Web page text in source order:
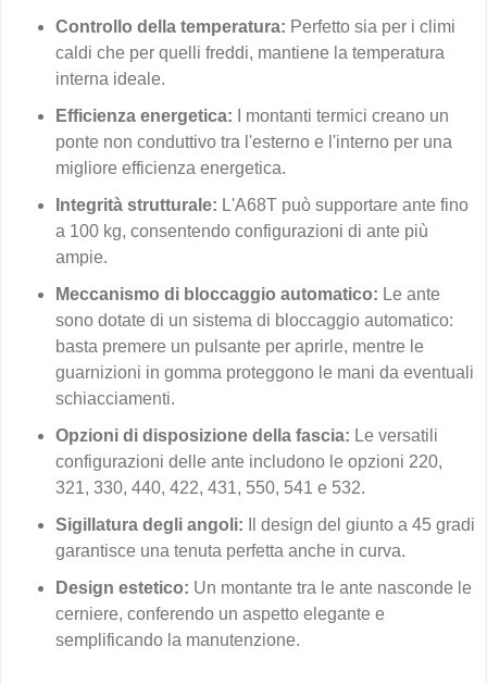
Controllo della temperatura: Perfetto sia per i climi
caldi che per quelli freddi, mantiene la temperatura
interna ideale.
Efficienza energetica: I montanti termici creano un
ponte non conduttivo tra l'esterno e l'interno per una
migliore efficienza energetica.
Integrità strutturale: L'A68T può supportare ante fino
a 100 kg, consentendo configurazioni di ante più
ampie.
Meccanismo di bloccaggio automatico: Le ante
sono dotate di un sistema di bloccaggio automatico:
basta premere un pulsante per aprirle, mentre le
guarnizioni in gomma proteggono le mani da eventuali
schiacciamenti.
Opzioni di disposizione della fascia: Le versatili
configurazioni delle ante includono le opzioni 220,
321, 330, 440, 422, 431, 550, 541 e 532.
Sigillatura degli angoli: Il design del giunto a 45 gradi
garantisce una tenuta perfetta anche in curva.
Design estetico: Un montante tra le ante nasconde le
cerniere, conferendo un aspetto elegante e
semplificando la manutenzione.